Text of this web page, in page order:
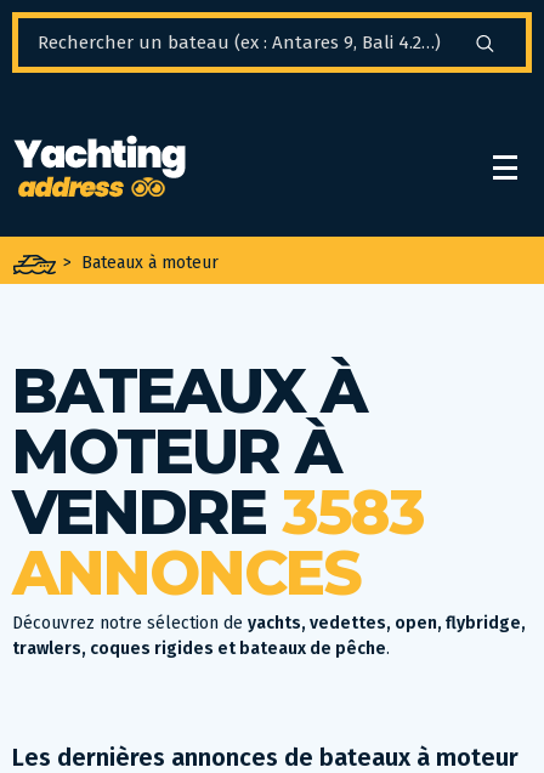
> Bateaux à moteur
BATEAUX À
MOTEUR À
VENDRE 3583
ANNONCES
Découvrez notre sélection de yachts, vedettes, open, flybridge,
trawlers, coques rigides et bateaux de pêche.
Les dernières annonces de bateaux à moteur
Panneau de gestion des cookies